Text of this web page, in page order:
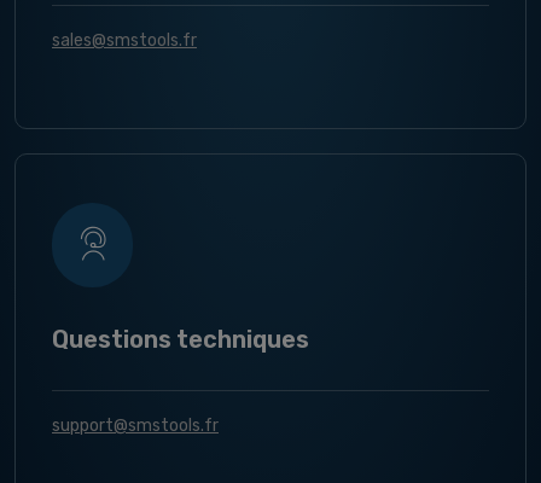
sales@smstools.fr
Questions techniques
support@smstools.fr